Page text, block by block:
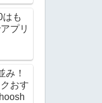
も
プリ
み！
おす